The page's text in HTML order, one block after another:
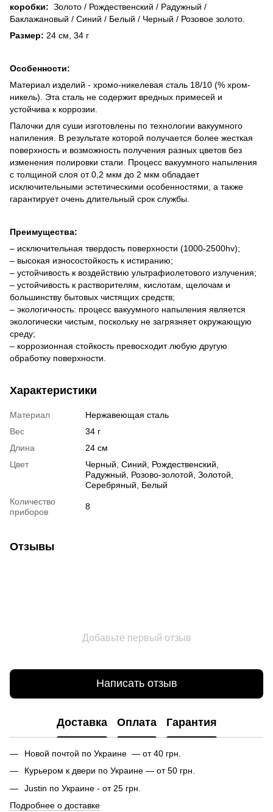
коробки: Золото / Рождественский / Радужный /
Баклажановый / Синий / Белый / Черный / Розовое золото.
Размер: 24 см, 34 г
Особенности:
Материал изделий - хромо-никелевая сталь 18/10 (% хром-
никель). Эта сталь не содержит вредных примесей и
устойчива к коррозии.
Палочки для суши изготовлены по технологии вакуумного
напиления. В результате которой получается более жесткая
поверхность и возможность получения разных цветов без
изменения полировки стали. Процесс вакуумного напыления
с толщиной слоя от 0,2 мкм до 2 мкм обладает
исключительными эстетическими особенностями, а также
гарантирует очень длительный срок службы.
Преимущества:
– исключительная твердость поверхности (1000-2500hv);
– высокая износостойкость к истиранию;
– устойчивость к воздействию ультрафиолетового излучения;
– устойчивость к растворителям, кислотам, щелочам и
большинству бытовых чистящих средств;
– экологичность: процесс вакуумного напыления является
экологически чистым, поскольку не загрязняет окружающую
среду;
– коррозионная стойкость превосходит любую другую
обработку поверхности.
Характеристики
Материал
Нержавеющая сталь
Вес
34 г
Длина
24 см
Цвет
Черный, Синий, Рождественский,
Радужный, Розово-золотой, Золотой,
Серебряный, Белый
Количество
приборов
8
Отзывы
Добавьте первый отзыв
Написать отзыв
Доставка Оплата Гарантия
Новой почтой по Украине — от 40 грн.
Курьером к двери по Украине — от 50 грн.
Justin по Украине - от 25 грн.
Подробнее о доставке